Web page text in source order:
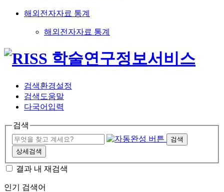
해외전자자료 통계
해외전자자료 통계
검색환경설정
검색도움말
다국어입력
검색
검색
상세검색
결과 내 재검색
인기 검색어